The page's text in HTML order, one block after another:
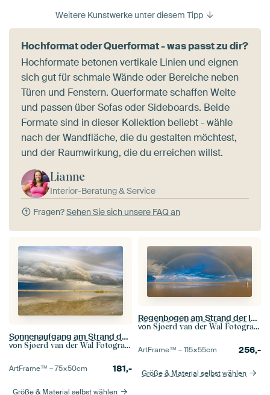
Weitere Kunstwerke unter diesem Tipp
Hochformat oder Querformat - was passt zu dir?
Hochformate betonen vertikale Linien und eignen
sich gut für schmale Wände oder Bereiche neben
Türen und Fenstern. Querformate schaffen Weite
und passen über Sofas oder Sideboards. Beide
Formate sind in dieser Kollektion beliebt - wähle
nach der Wandfläche, die du gestalten möchtest,
und der Raumwirkung, die du erreichen willst.
Lianne
Interior-Beratung & Service
Fragen?Sehen Sie sich unsere FAQ an
Sonnenaufgang am Strand der Insel Texel mit einer nahenden Gewitterwolke
von Sjoerd van der Wal Fotografie
ArtFrame™ –75×50cm 181,-
Größe & Material selbst wählen
Regenbogen am Strand der Insel Texel in der Wattenmeerregion
von Sjoerd van der Wal Fotografie
ArtFrame™ –115×55cm 256,-
Größe & Material selbst wählen